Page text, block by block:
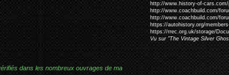
dans les nombreux ouvrages de ma
http://www.history-of-
http://www.coachbuild.com/
http://www.coachbuild.com/
https://autohistory.org/
https://rrec.org.uk/storage/
Vu sur "The Vintage Silver